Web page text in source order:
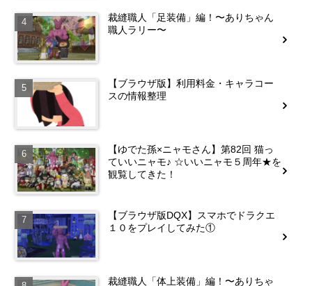
裁縫職人「足装備」編！〜ありちゃん
職人ラリー〜
【ブラウザ版】利用料金・キャラコー
スの情報整理
【ゆでた孫×ニャモさん】第82回 猫っ
ていいニャモ♪ ☆いいニャモ５周年★を
観覧してきた！
【ブラウザ版DQX】スマホでドラクエ
１０をプレイしてみた①
裁縫職人「体上装備」編！〜ありちゃ